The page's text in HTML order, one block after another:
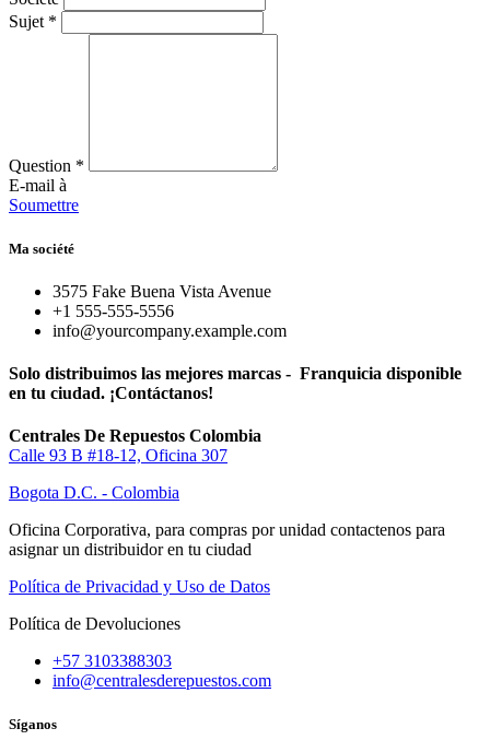
Sujet *
Question *
E-mail à
Soumettre
Ma société
3575 Fake Buena Vista Avenue
+1 555-555-5556
info@yourcompany.example.com
Solo distribuimos las mejores marcas - Franquicia disponible
en tu ciudad. ¡Contáctanos!
Centrales De Repuestos Colombia
Calle 93 B #18-12, Oficina 307
Bogota D.C. - Colombia
Oficina Corporativa, para compras por unidad contactenos para
asignar un distribuidor en tu ciudad
Política de Privacidad y Uso de Datos
Política de Devoluciones
+57 3103388303
info@centralesderepuestos.com
Síganos